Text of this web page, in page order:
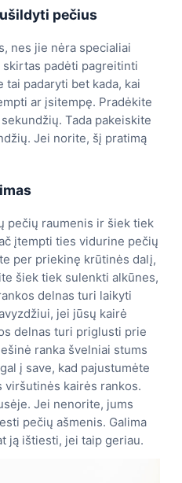
pečius
nes jie nėra specialiai
skirtas padėti pagreitinti
tai padaryti bet kada, kai
ar įsitempę. Pradėkite
Tada pakeiskite
Jei norite, šį pratimą
pečių raumenis ir šiek tiek
įtempti ties vidurine pečių
per priekinę krūtinės dalį,
šiek tiek sulenkti alkūnes,
delnas turi laikyti
jei jūsų kairė
delnas turi priglusti prie
ranka švelniai stums
į save, kad pajustumėte
viršutinės kairės rankos.
Jei nenorite, jums
pečių ašmenis. Galima
ją ištiesti, jei taip geriau.